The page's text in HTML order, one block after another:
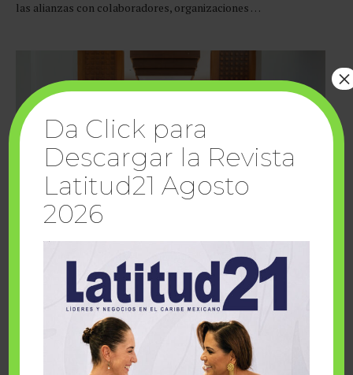
las alianzas con colaboradores, organizaciones …
Cuando la solidaridad inspira; cumplen
sueños Fairmont Mayakoba y Make-A-Wish
Da Click para
Descargar la Revista
Latitud21 Agosto
2026
×